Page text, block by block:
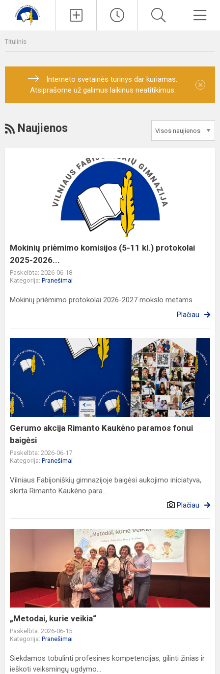
Titulinis
Interneto svetainės turinys dar kuriamas.
Atsiprašome už galimus laikinus neatitikimus.
×
RSS
Naujienos
2025-
2026...
Mokinių priėmimo komisijos (5-11 kl.) protokolai
2025-2026...
Paskelbta: 2026-06-18
Kategorija: Pranešimai
Mokinių priėmimo protokolai 2026-2027 mokslo metams
Plačiau
akcija
Rimanto
Kaukėno
paramos
fonui
baigėsi
Gerumo akcija Rimanto Kaukėno paramos fonui
baigėsi
Paskelbta: 2026-06-17
Kategorija: Pranešimai
Vilniaus Fabijoniškių gimnazijoje baigėsi aukojimo iniciatyva,
skirta Rimanto Kaukėno para...
Plačiau
„Metodai, kurie veikia“
Paskelbta: 2026-06-15
Kategorija: Pranešimai
Siekdamos tobulinti profesines kompetencijas, gilinti žinias ir
ieškoti veiksmingų ugdymo...